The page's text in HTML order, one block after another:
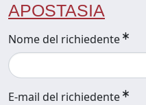
APOSTASIA
Nome del richiedente
E-mail del richiedente